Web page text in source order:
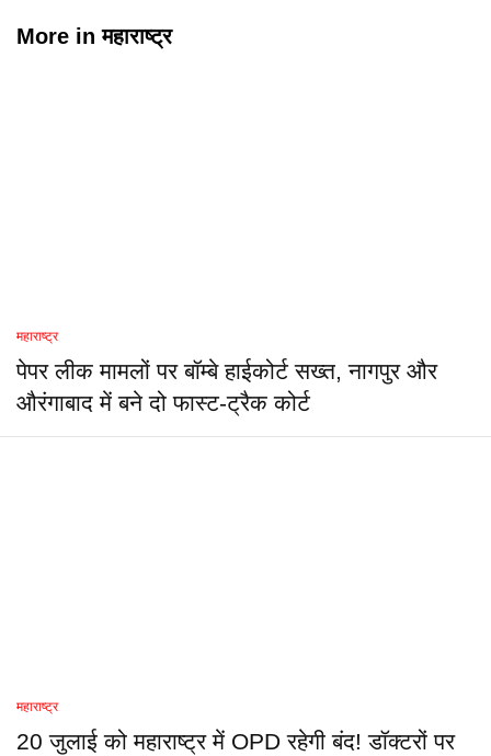
More inमहाराष्ट्र
महाराष्ट्र
पेपर लीक मामलों पर बॉम्बे हाईकोर्ट सख्त, नागपुर और
औरंगाबाद में बने दो फास्ट-ट्रैक कोर्ट
महाराष्ट्र
20 जुलाई को महाराष्ट्र में OPD रहेगी बंद! डॉक्टरों पर